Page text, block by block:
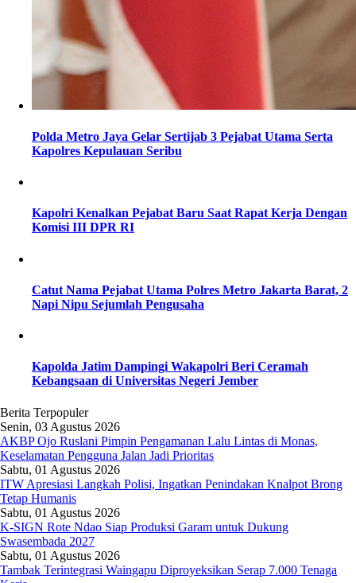
Polda Metro Jaya Gelar Sertijab 3 Pejabat Utama Serta
Kapolres Kepulauan Seribu
Kapolri Kenalkan Pejabat Baru Saat Rapat Kerja Dengan
Komisi III DPR RI
Catut Nama Pejabat Utama Polres Metro Jakarta Barat, 2
Napi Nipu Sejumlah Pengusaha
Kapolda Jatim Dampingi Wakapolri Beri Ceramah
Kebangsaan di Universitas Negeri Jember
Berita Terpopuler
Senin, 03 Agustus 2026
AKBP Ojo Ruslani Pimpin Pengamanan Lalu Lintas di Monas,
Keselamatan Pengguna Jalan Jadi Prioritas
Sabtu, 01 Agustus 2026
ITW Apresiasi Langkah Polisi, Ingatkan Penindakan Knalpot Brong
Tetap Humanis
Sabtu, 01 Agustus 2026
K-SIGN Rote Ndao Siap Produksi Garam untuk Dukung
Swasembada 2027
Sabtu, 01 Agustus 2026
Tambak Terintegrasi Waingapu Diproyeksikan Serap 7.000 Tenaga